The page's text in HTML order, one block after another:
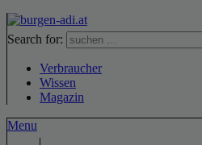
Search for:
Verbraucher
Wissen
Magazin
Menu